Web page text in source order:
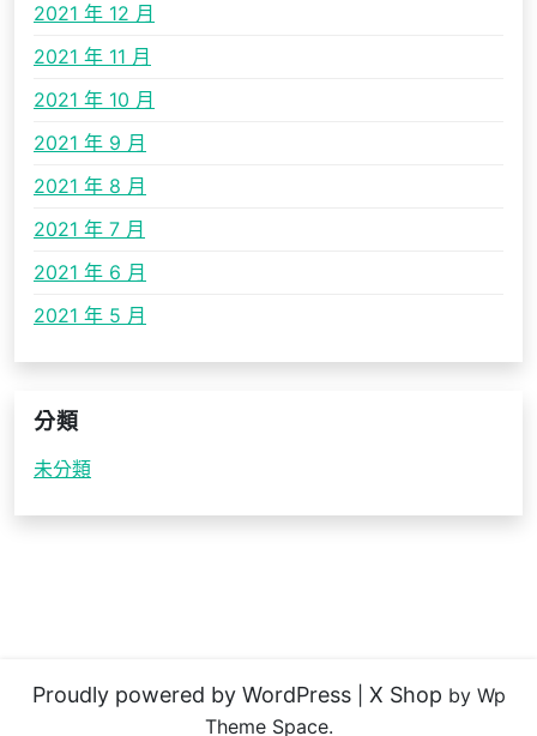
2021 年 12 月
2021 年 11 月
2021 年 10 月
2021 年 9 月
2021 年 8 月
2021 年 7 月
2021 年 6 月
2021 年 5 月
分類
未分類
Proudly powered by WordPress X Shop by Wp
Theme Space.